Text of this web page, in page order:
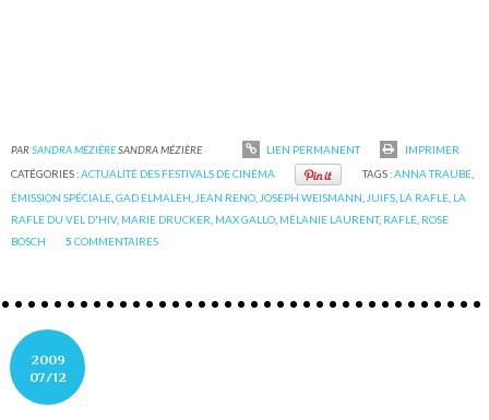
PARSANDRA MÉZIÈRESANDRA MÉZIÈRE LIEN PERMANENT
IMPRIMER
CATÉGORIES :ACTUALITÉ DES FESTIVALS DE CINÉMA TAGS :ANNA TRAUBE,
ÉMISSION SPÉCIALE ,GAD ELMALEH JEAN RENO JOSEPH WEISMANN JUIFS LA RAFLE LA
RAFLE DU VEL D'HIV, MARIE DRUCKER MAX GALLO MÉLANIE LAURENT, RAFLE ROSE
BOSCH
5 COMMENTAIRES
2009
07/12